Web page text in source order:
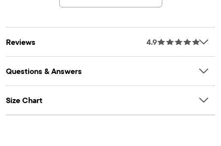
OEKO-TEXÂ® STANDARD 100 Certified
tex.com/standard100
Reviews 4.9
Questions & Answers
Size Chart